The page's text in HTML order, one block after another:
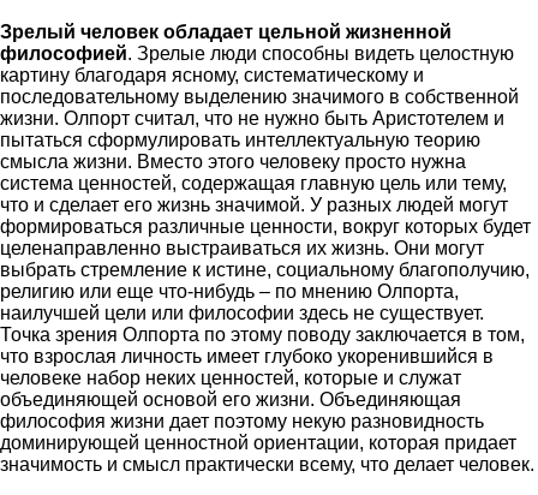
Зрелый человек обладает цельной жизненной
философией. Зрелые люди способны видеть целостную
картину благодаря ясному, систематическому и
последовательному выделению значимого в собственной
жизни. Олпорт считал, что не нужно быть Аристотелем и
пытаться сформулировать интеллектуальную теорию
смысла жизни. Вместо этого человеку просто нужна
система ценностей, содержащая главную цель или тему,
что и сделает его жизнь значимой. У разных людей могут
формироваться различные ценности, вокруг которых будет
целенаправленно выстраиваться их жизнь. Они могут
выбрать стремление к истине, социальному благополучию,
религию или еще что-нибудь – по мнению Олпорта,
наилучшей цели или философии здесь не существует.
Точка зрения Олпорта по этому поводу заключается в том,
что взрослая личность имеет глубоко укоренившийся в
человеке набор неких ценностей, которые и служат
объединяющей основой его жизни. Объединяющая
философия жизни дает поэтому некую разновидность
доминирующей ценностной ориентации, которая придает
значимость и смысл практически всему, что делает человек.